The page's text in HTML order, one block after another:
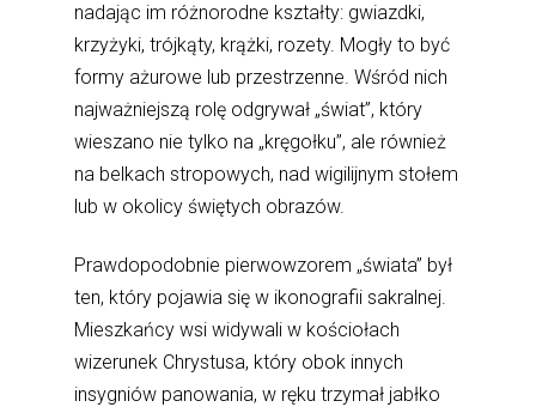
nadając im różnorodne kształty: gwiazdki,
krzyżyki, trójkąty, krążki, rozety. Mogły to być
formy ażurowe lub przestrzenne. Wśród nich
najważniejszą rolę odgrywał „świat”, który
wieszano nie tylko na „kręgołku”, ale również
na belkach stropowych, nad wigilijnym stołem
lub w okolicy świętych obrazów.
Prawdopodobnie pierwowzorem „świata” był
ten, który pojawia się w ikonografii sakralnej.
Mieszkańcy wsi widywali w kościołach
wizerunek Chrystusa, który obok innych
insygniów panowania, w ręku trzymał jabłko